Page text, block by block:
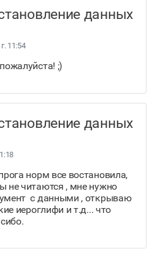
данных
11:54
;)
данных
норм все востановила,
не читаются , мне нужно
с данными , открываю
иероглифи и т.д... что